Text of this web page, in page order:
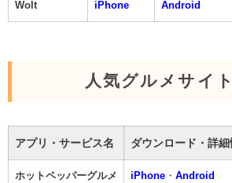
Wolt iPhone Android
人気グルメサイ
アプリ・サービス名 ダウンロード・詳細
ホットペッパーグルメ iPhone ・ Android